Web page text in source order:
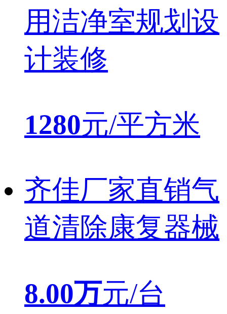
用洁净室规划设
计装修
1280元/平方米
齐佳厂家直销气
道清除康复器械
8.00万元/台